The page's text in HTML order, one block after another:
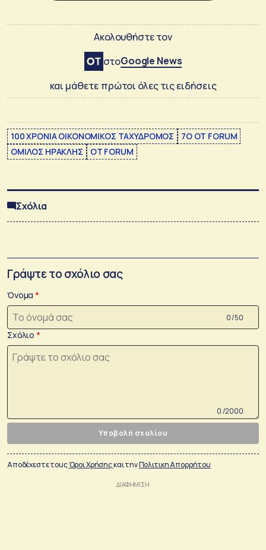
Ακολουθήστε τον
στοGoogle News
και μάθετε πρώτοι όλες τις ειδήσεις
100 ΧΡΟΝΙΑ ΟΙΚΟΝΟΜΙΚΟΣ ΤΑΧΥΔΡΟΜΟΣ
7Ο OT FORUM
ΟΜΙΛΟΣ ΗΡΑΚΛΗΣ
ΟΤ FORUM
Σχόλια
Γράψτε το σχόλιο σας
Όνομα
0 /50
Σχόλιο
0 /2000
Υποβολή σχολίου
Αποδέχεστε τουςΌροι Χρήσηςκαι τηνΠολιτικη Απορρήτου